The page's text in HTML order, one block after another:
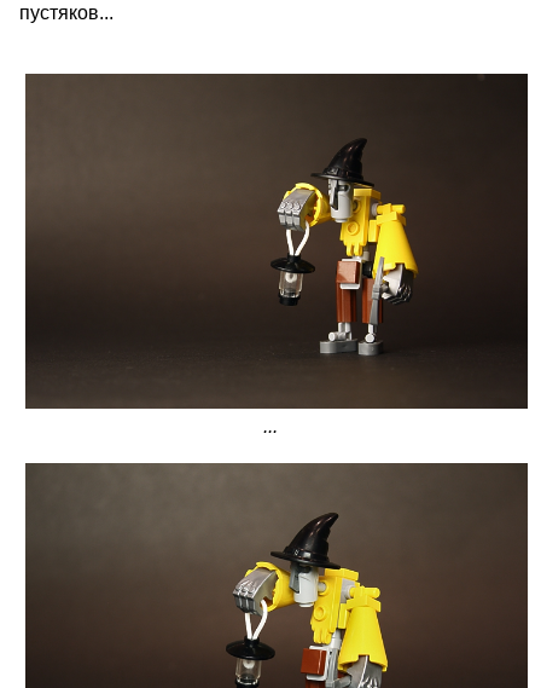
пустяков...
...